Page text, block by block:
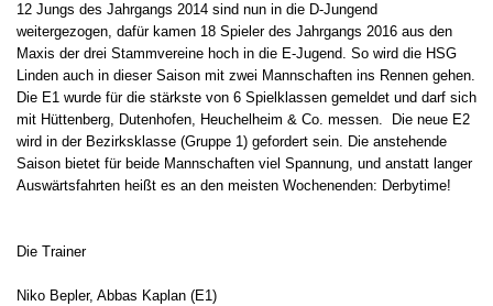
12 Jungs des Jahrgangs 2014 sind nun in die D-Jungend
weitergezogen, dafür kamen 18 Spieler des Jahrgangs 2016 aus den
Maxis der drei Stammvereine hoch in die E-Jugend. So wird die HSG
Linden auch in dieser Saison mit zwei Mannschaften ins Rennen gehen.
Die E1 wurde für die stärkste von 6 Spielklassen gemeldet und darf sich
mit Hüttenberg, Dutenhofen, Heuchelheim & Co. messen. Die neue E2
wird in der Bezirksklasse (Gruppe 1) gefordert sein. Die anstehende
Saison bietet für beide Mannschaften viel Spannung, und anstatt langer
Auswärtsfahrten heißt es an den meisten Wochenenden: Derbytime!
Die Trainer
Niko Bepler, Abbas Kaplan (E1)